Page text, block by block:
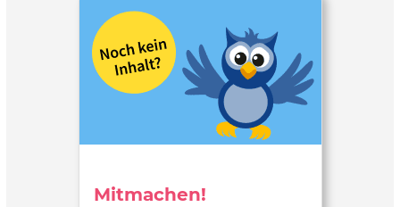
Mitmachen!